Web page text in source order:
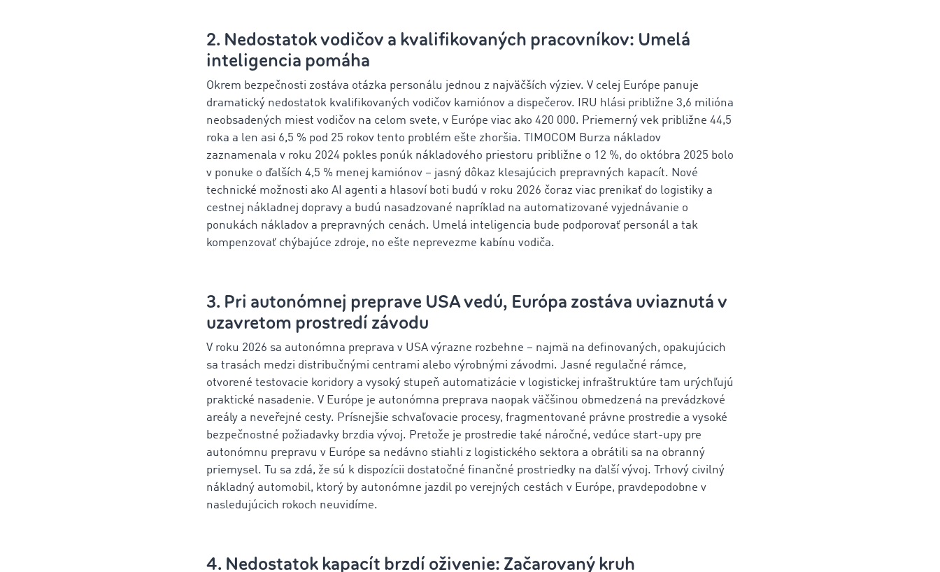
2. Nedostatok vodičov a kvalifikovaných pracovníkov: Umelá
inteligencia pomáha
Okrem bezpečnosti zostáva otázka personálu jednou z najväčších výziev. V celej Európe panuje
dramatický nedostatok kvalifikovaných vodičov kamiónov a dispečerov. IRU hlási približne 3,6 milióna
neobsadených miest vodičov na celom svete, v Európe viac ako 420 000. Priemerný vek približne 44,5
roka a len asi 6,5 % pod 25 rokov tento problém ešte zhoršia. TIMOCOM Burza nákladov
zaznamenala v roku 2024 pokles ponúk nákladového priestoru približne o 12 %, do októbra 2025 bolo
v ponuke o ďalších 4,5 % menej kamiónov – jasný dôkaz klesajúcich prepravných kapacít. Nové
technické možnosti ako AI agenti a hlasoví boti budú v roku 2026 čoraz viac prenikať do logistiky a
cestnej nákladnej dopravy a budú nasadzované napríklad na automatizované vyjednávanie o
ponukách nákladov a prepravných cenách. Umelá inteligencia bude podporovať personál a tak
kompenzovať chýbajúce zdroje, no ešte neprevezme kabínu vodiča.
3. Pri autonómnej preprave USA vedú, Európa zostáva uviaznutá v
uzavretom prostredí závodu
V roku 2026 sa autonómna preprava v USA výrazne rozbehne – najmä na definovaných, opakujúcich
sa trasách medzi distribučnými centrami alebo výrobnými závodmi. Jasné regulačné rámce,
otvorené testovacie koridory a vysoký stupeň automatizácie v logistickej infraštruktúre tam urýchľujú
praktické nasadenie. V Európe je autonómna preprava naopak väčšinou obmedzená na prevádzkové
areály a neveřejné cesty. Prísnejšie schvaľovacie procesy, fragmentované právne prostredie a vysoké
bezpečnostné požiadavky brzdia vývoj. Pretože je prostredie také náročné, vedúce start-upy pre
autonómnu prepravu v Európe sa nedávno stiahli z logistického sektora a obrátili sa na obranný
priemysel. Tu sa zdá, že sú k dispozícii dostatočné finančné prostriedky na ďalší vývoj. Trhový civilný
nákladný automobil, ktorý by autonómne jazdil po verejných cestách v Európe, pravdepodobne v
nasledujúcich rokoch neuvidíme.
4. Nedostatok kapacít brzdí oživenie: Začarovaný kruh